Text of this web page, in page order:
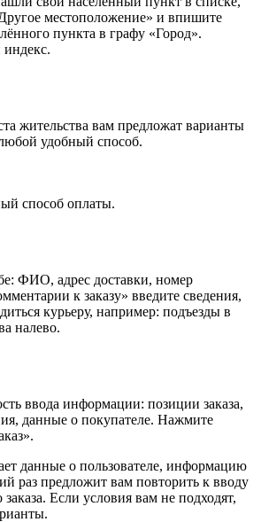
местоположение» и впишите
пункта в графу «Город».
жительства вам предложат варианты
удобный способ.
способ оплаты.
ФИО, адрес доставки, номер
к заказу» введите сведения,
курьеру, например: подъезды в
налево.
ввода информации: позиции заказа,
данные о покупателе. Нажмите
данные о пользователе, информацию
раз предложит вам повторить к вводу
Если условия вам не подходят,